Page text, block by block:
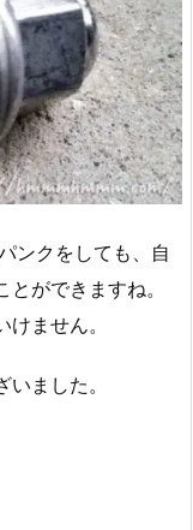
ンクをしても、自
ができますね。
ません。
ました。